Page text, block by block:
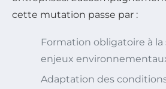
cette mutation passe par :
Formation obligatoire à
enjeux
Adaptation des